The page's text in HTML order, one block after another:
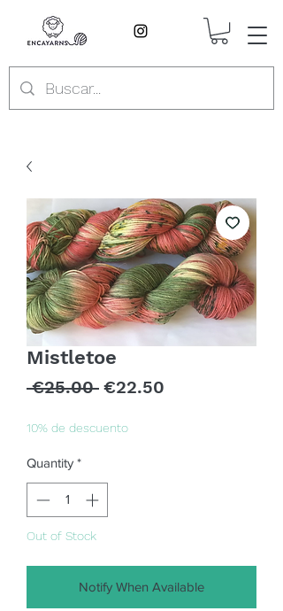
Mistletoe
€25.00 Regular
€22.50
10% de descuento
Quantity *
Out of Stock
Notify When Available